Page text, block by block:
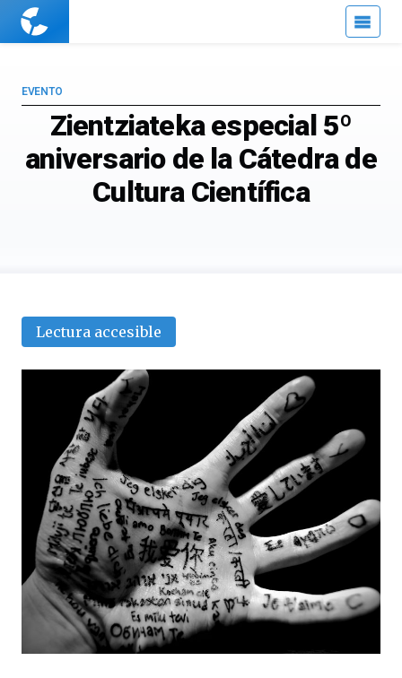
Cuaderno
Zientziateka especial 5º
aniversario de la Cátedra de
Cultura Científica
EVENTO
Lectura accesible